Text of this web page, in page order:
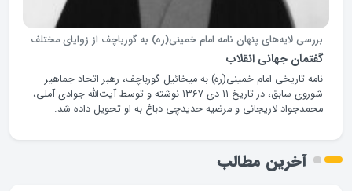
بررسی لایه‌های پنهان نامه امام خمینی(ره) به گورباچف از زوایای مختلف
گفتمان جهانی انقلاب
نامه تاریخی امام خمینی(ره) به میخائیل گورباچف، رهبر اتحاد جماهیر
شوروی سابق، در تاریخ ۱۱ دی ۱۳۶۷ نوشته و توسط آیت‌الله جوادی آملی،
محمدجواد لاریجانی و مرضیه حدیدچی دباغ به او تحویل داده شد.
آخرین مطالب